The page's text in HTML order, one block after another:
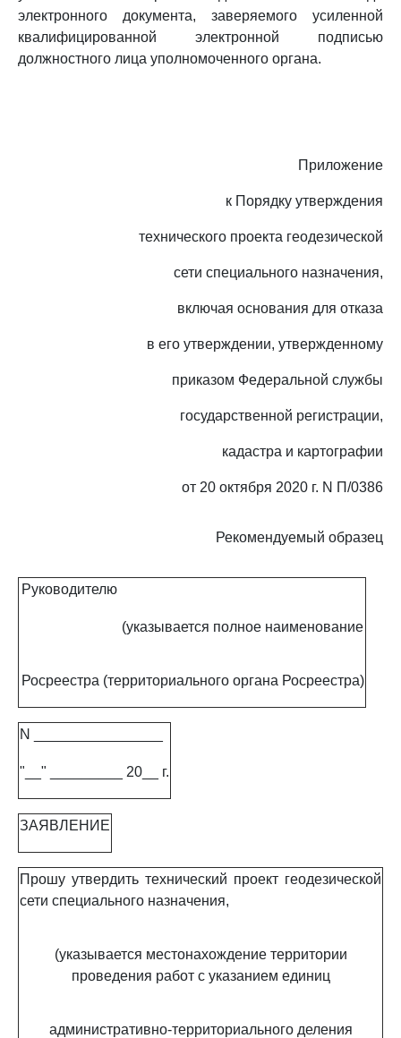
электронного документа, заверяемого усиленной
квалифицированной электронной подписью
должностного лица уполномоченного органа.
Приложение
к Порядку утверждения
технического проекта геодезической
сети специального назначения,
включая основания для отказа
в его утверждении, утвержденному
приказом Федеральной службы
государственной регистрации,
кадастра и картографии
от 20 октября 2020 г. N П/0386
Рекомендуемый образец
Руководителю
(указывается полное наименование
Росреестра (территориального органа Росреестра)
N ________________
"__" _________ 20__ г.
ЗАЯВЛЕНИЕ
Прошу утвердить технический проект геодезической
сети специального назначения,
(указывается местонахождение территории
проведения работ с указанием единиц
административно-территориального деления